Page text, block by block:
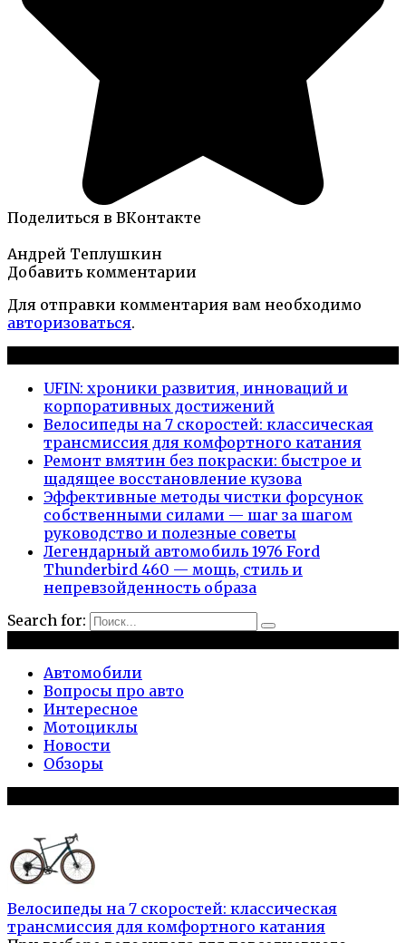
Поделиться в ВКонтакте
Андрей Теплушкин
Добавить комментарии
Для отправки комментария вам необходимо
авторизоваться.
UFIN: хроники развития, инноваций и
корпоративных достижений
Велосипеды на 7 скоростей: классическая
трансмиссия для комфортного катания
Ремонт вмятин без покраски: быстрое и
щадящее восстановление кузова
Эффективные методы чистки форсунок
собственными силами — шаг за шагом
руководство и полезные советы
Легендарный автомобиль 1976 Ford
Thunderbird 460 — мощь, стиль и
непревзойденность образа
Search for:
Автомобили
Вопросы про авто
Интересное
Мотоциклы
Новости
Обзоры
Велосипеды на 7 скоростей: классическая
трансмиссия для комфортного катания